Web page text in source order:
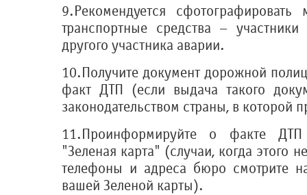
9.Рекомендуется сфотографировать
транспортные средства –
другого участника аварии.
10.Получите документ дорожной
факт ДТП (если выдача такого
законодательством страны, в которой
11.Проинформируйте о факте
"Зеленая карта" (случаи, когда этого
телефоны и адреса бюро смотрите
вашей Зеленой карты).